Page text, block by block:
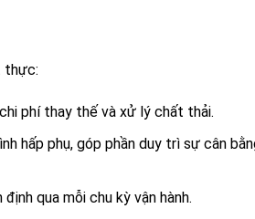
thực:
phí thay thế và xử lý chất thải.
hấp phụ, góp phần duy trì sự cân
qua mỗi chu kỳ vận hành.